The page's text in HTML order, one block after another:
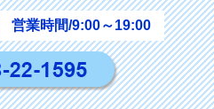
営業時間/9:00～19:00